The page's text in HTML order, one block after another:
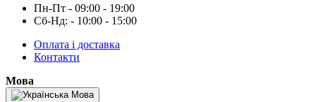
Пн-Пт - 09:00 - 19:00
Сб-Нд: - 10:00 - 15:00
Оплата і доставка
Контакти
Мова
Мова